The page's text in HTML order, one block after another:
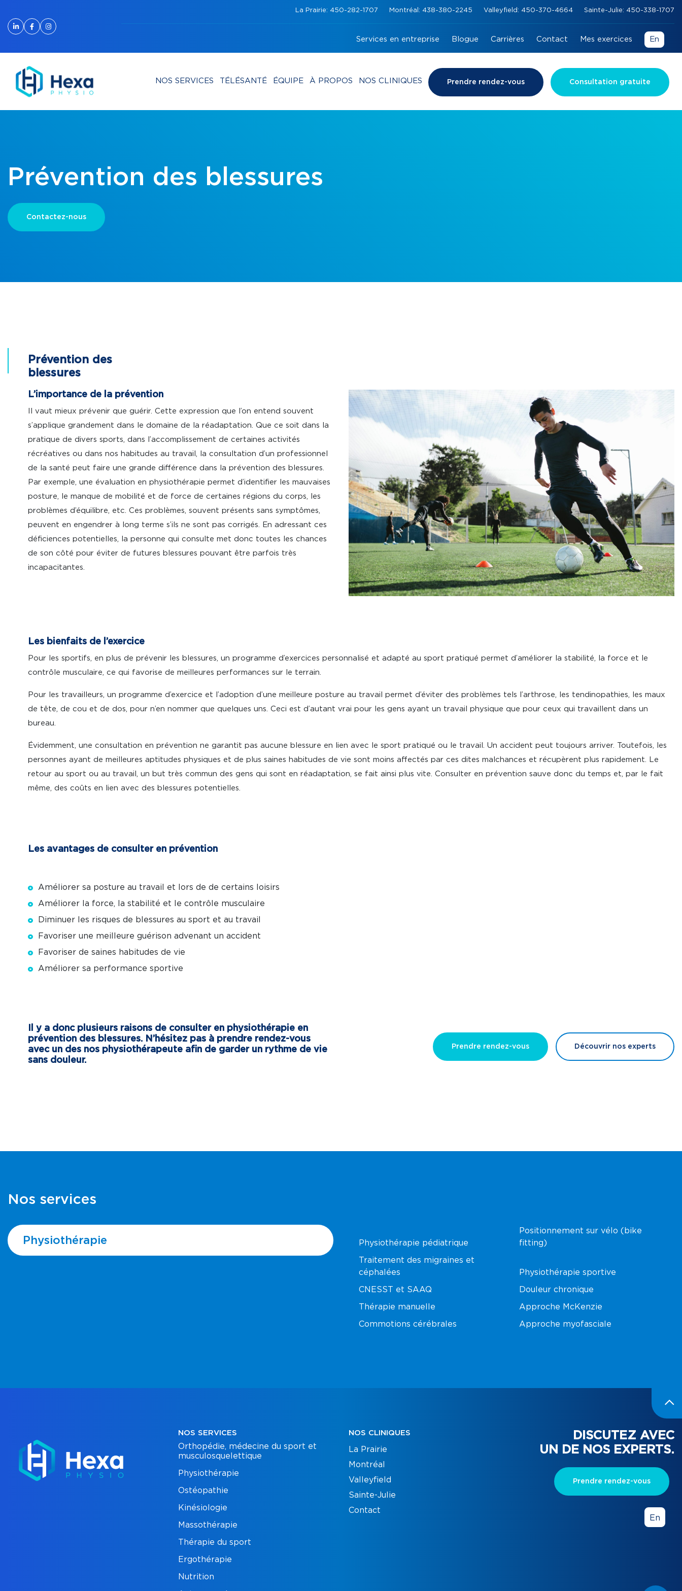
La Prairie: 450-282-1707 Montréal: 438-380-2245 Valleyfield: 450-370-4664 Sainte-Julie: 450-338-1707
Services en entreprise Blogue Carrières Contact Mes exercices En
NOS SERVICES TÉLÉSANTÉ ÉQUIPE À PROPOS NOS CLINIQUES Prendre rendez-vous Consultation gratuite
Prévention des blessures
Contactez-nous
Prévention des
blessures
L’importance de la prévention
Il vaut mieux prévenir que guérir. Cette expression que l’on entend souvent
s’applique grandement dans le domaine de la réadaptation. Que ce soit dans la
pratique de divers sports, dans l’accomplissement de certaines activités
récréatives ou dans nos habitudes au travail, la consultation d’un professionnel
de la santé peut faire une grande différence dans la prévention des blessures.
Par exemple, une évaluation en physiothérapie permet d’identifier les mauvaises
posture, le manque de mobilité et de force de certaines régions du corps, les
problèmes d’équilibre, etc. Ces problèmes, souvent présents sans symptômes,
peuvent en engendrer à long terme s’ils ne sont pas corrigés. En adressant ces
déficiences potentielles, la personne qui consulte met donc toutes les chances
de son côté pour éviter de futures blessures pouvant être parfois très
incapacitantes.
Les bienfaits de l’exercice
Pour les sportifs, en plus de prévenir les blessures, un programme d’exercices personnalisé et adapté au sport pratiqué permet d’améliorer la stabilité, la force et le
contrôle musculaire, ce qui favorise de meilleures performances sur le terrain.
Pour les travailleurs, un programme d’exercice et l’adoption d’une meilleure posture au travail permet d’éviter des problèmes tels l’arthrose, les tendinopathies, les maux
de tête, de cou et de dos, pour n’en nommer que quelques uns. Ceci est d’autant vrai pour les gens ayant un travail physique que pour ceux qui travaillent dans un
bureau.
Évidemment, une consultation en prévention ne garantit pas aucune blessure en lien avec le sport pratiqué ou le travail. Un accident peut toujours arriver. Toutefois, les
personnes ayant de meilleures aptitudes physiques et de plus saines habitudes de vie sont moins affectés par ces dites malchances et récupèrent plus rapidement. Le
retour au sport ou au travail, un but très commun des gens qui sont en réadaptation, se fait ainsi plus vite. Consulter en prévention sauve donc du temps et, par le fait
même, des coûts en lien avec des blessures potentielles.
Les avantages de consulter en prévention
Améliorer sa posture au travail et lors de de certains loisirs
Améliorer la force, la stabilité et le contrôle musculaire
Diminuer les risques de blessures au sport et au travail
Favoriser une meilleure guérison advenant un accident
Favoriser de saines habitudes de vie
Améliorer sa performance sportive
Il y a donc plusieurs raisons de consulter en physiothérapie en
prévention des blessures. N’hésitez pas à prendre rendez-vous
avec un des nos physiothérapeute afin de garder un rythme de vie
sans douleur.
Prendre rendez-vous Découvrir nos experts
Nos services
Physiothérapie Physiothérapie pédiatrique
Positionnement sur vélo (bike
fitting)
Traitement des migraines et
céphalées
Physiothérapie sportive
CNESST et SAAQ Douleur chronique
Thérapie manuelle Approche McKenzie
Commotions cérébrales Approche myofasciale
NOS SERVICES
Orthopédie, médecine du sport et
musculosquelettique
Physiothérapie
Ostéopathie
Kinésiologie
Massothérapie
Thérapie du sport
Ergothérapie
Nutrition
NOS CLINIQUES
La Prairie
Montréal
Valleyfield
Sainte-Julie
Contact
DISCUTEZ AVEC
UN DE NOS EXPERTS.
Prendre rendez-vous
En